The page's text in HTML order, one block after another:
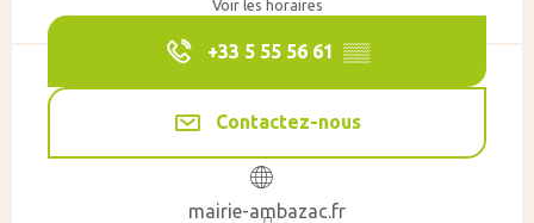
Voir les horaires
+33 5 55 56 61 ▒▒
Contactez-nous
mairie-ambazac.fr